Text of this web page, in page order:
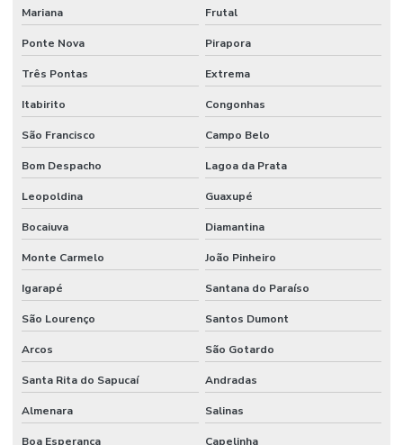
Mariana Frutal
Ponte Nova Pirapora
Três Pontas Extrema
Itabirito Congonhas
São Francisco Campo Belo
Bom Despacho Lagoa da Prata
Leopoldina Guaxupé
Bocaiuva Diamantina
Monte Carmelo João Pinheiro
Igarapé Santana do Paraíso
São Lourenço Santos Dumont
Arcos São Gotardo
Santa Rita do Sapucaí Andradas
Almenara Salinas
Boa Esperança Capelinha